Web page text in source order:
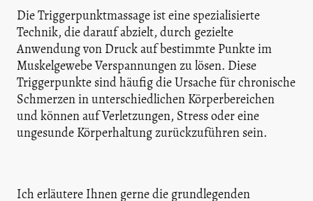
Die Triggerpunktmassage ist eine spezialisierte
Technik, die darauf abzielt, durch gezielte
Anwendung von Druck auf bestimmte Punkte im
Muskelgewebe Verspannungen zu lösen. Diese
Triggerpunkte sind häufig die Ursache für chronische
Schmerzen in unterschiedlichen Körperbereichen
und können auf Verletzungen, Stress oder eine
ungesunde Körperhaltung zurückzuführen sein.
Ich erläutere Ihnen gerne die grundlegenden